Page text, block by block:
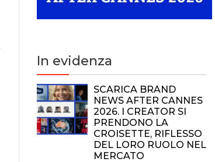
In evidenza
SCARICA BRAND
NEWS AFTER CANNES
2026. I CREATOR SI
PRENDONO LA
CROISETTE, RIFLESSO
DEL LORO RUOLO NEL
MERCATO